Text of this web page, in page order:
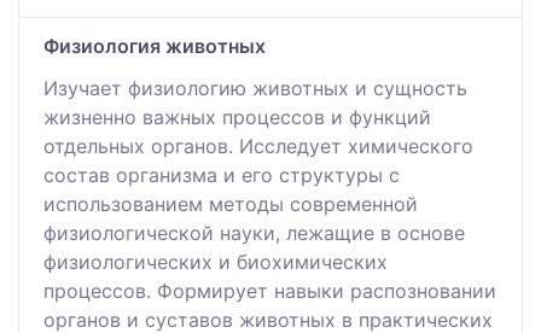
Физиология животных
Изучает физиологию животных и сущность
жизненно важных процессов и функций
отдельных органов. Исследует химического
состав организма и его структуры с
использованием методы современной
физиологической науки, лежащие в основе
физиологических и биохимических
процессов. Формирует навыки распозновании
органов и суставов животных в практических